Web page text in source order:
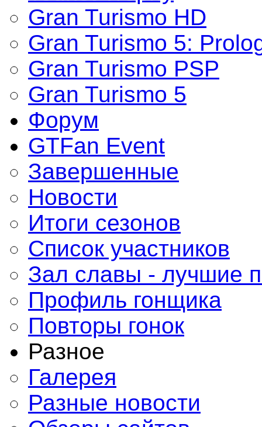
Gran Turismo HD
Gran Turismo 5:
Gran Turismo PSP
Gran Turismo 5
Форум
GTFan Event
Завершенные
Новости
Итоги сезонов
Список участников
Зал славы - лучшие
Профиль гонщика
Повторы гонок
Разное
Галерея
Разные новости